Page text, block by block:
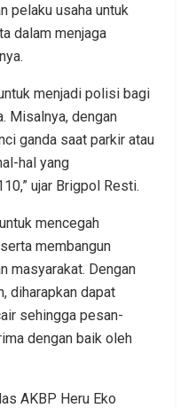
pelaku usaha untuk
dalam menjaga
menjadi polisi bagi
Misalnya, dengan
ganda saat parkir atau
hal yang
ujar Brigpol Resti.
mencegah
membangun
masyarakat. Dengan
diharapkan dapat
sehingga pesan-
dengan baik oleh
AKBP Heru Eko